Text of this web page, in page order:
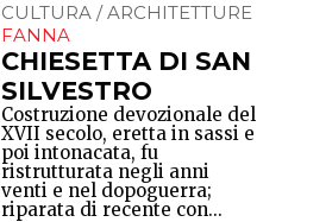
CULTURA / ARCHITETTURE
FANNA
CHIESETTA DI SAN
SILVESTRO
Costruzione devozionale del
XVII secolo, eretta in sassi e
poi intonacata, fu
ristrutturata negli anni
venti e nel dopoguerra;
riparata di recente con...